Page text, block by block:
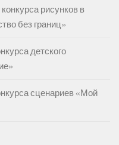
рисунков в
без границ»
детского
сценариев «Мой